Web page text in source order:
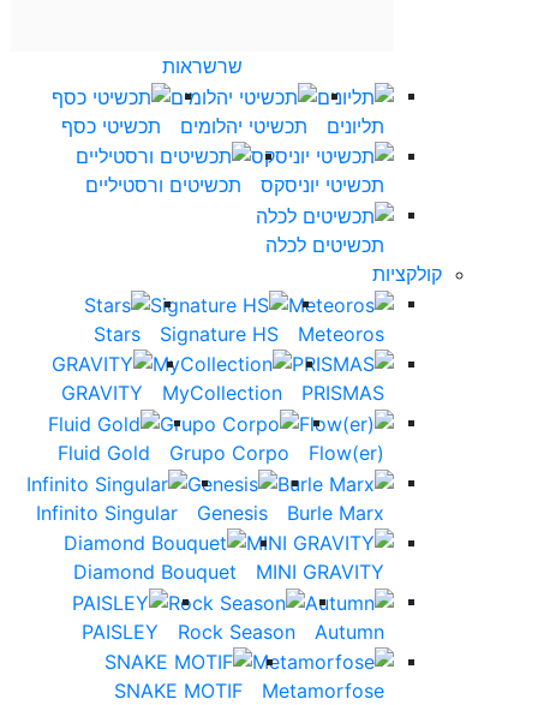
שרשראות
תליונים תכשיטי יהלומים תכשיטי כסף
תכשיטי יוניסקס תכשיטים ורסטיליים
תכשיטים לכלה
קולקציות
Meteoros
Signature HS
Stars
PRISMAS
MyCollection
GRAVITY
(Flow(er
Grupo Corpo
Fluid Gold
Burle Marx
Genesis
Infinito Singular
MINI GRAVITY
Diamond Bouquet
Autumn
Rock Season
PAISLEY
Metamorfose
SNAKE MOTIF